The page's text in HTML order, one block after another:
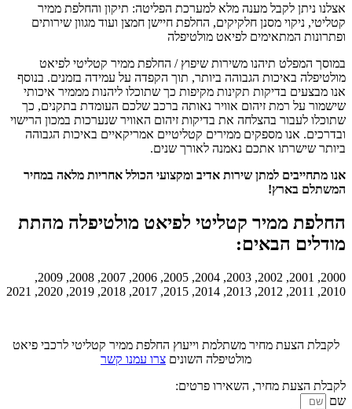
אצלנו ניתן לקבל מענה מלא למערכת הפליטה: תיקון והחלפת ממיר
קטליטי, ניקוי מסנן חלקיקים, החלפת חיישן חמצן ועוד מגוון שירותים
ופתרונות המתאימים לפיאט מולטיפלה
במוסך המפלט תיהנו משירות שיפוץ / החלפת ממיר קטליטי לפיאט
מולטיפלה באיכות הגבוהה ביותר, תוך הקפדה על עמידה בזמנים. בנוסף
אנו מבצעים בדיקות תקינות מקיפות כך שתוכלו ליהנות מממיר איכותי
שישמור על רמת זיהום אוויר נאותה ברכב שלכם העומדת בתקנים, כך
שתוכלו לעבור בהצלחה את בדיקות זיהום האוויר שנערכות במכון הרישוי
ובדרכים. אנו מספקים ממירים קטליטיים אמריקאיים באיכות הגבוהה
ביותר שישרתו אתכם נאמנה לאורך שנים.
אנו מתחייבים למתן שירות אדיב ומקצועי הכולל אחריות מלאה במחיר
המשתלם בארץ!
החלפת ממיר קטליטי לפיאט מולטיפלה מהתת
מודלים הבאים:
2000, 2001, 2002, 2003, 2004, 2005, 2006, 2007, 2008, 2009,
2010, 2011, 2012, 2013, 2014, 2015, 2017, 2018, 2019, 2020, 2021
לקבלת הצעת מחיר משתלמת וייעוץ החלפת ממיר קטליטי לרכבי פיאט
מולטיפלה השונים צרו עמנו קשר
לקבלת הצעת מחיר, השאירו פרטים:
שם